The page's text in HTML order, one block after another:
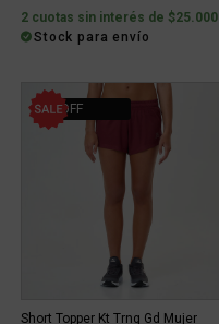
2 cuotas sin interés de $25.000
Stock para envío
6% OFF
Short Topper Kt Trng Gd Mujer